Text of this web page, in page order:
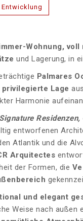
Wohnung,
und Lagerung, in
Palmares
privilegierte Lage
Harmonie
Signature Residenzen,
entworfenen
Atlantik und die
Arquitectes
der Formen, die
und elegant
Weise nach